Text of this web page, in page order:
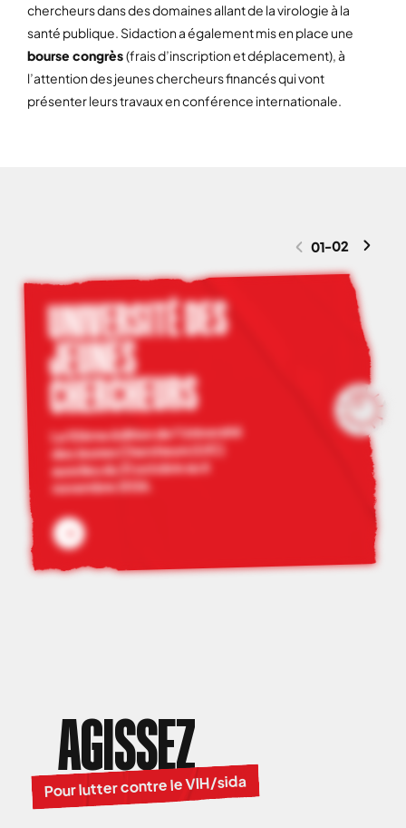
chercheurs dans des domaines allant de la virologie à la
santé publique. Sidaction a également mis en place une
bourse congrès(frais d’inscription et déplacement), à
l’attention des jeunes chercheurs financés qui vont
présenter leurs travaux en conférence internationale.
01-02
UNIVERSITÉ DES
JEUNES
CHERCHEURS
La 10ème édition de l’Université
des Jeunes Chercheurs (UJC)
aura lieu du 31 octobre au 6
novembre 2026.
AGISSEZ
Pour lutter contre le VIH/sida